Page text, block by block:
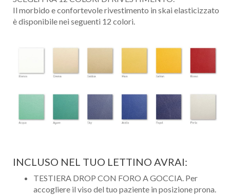
Il morbido e confortevole rivestimento in skai elasticizzato
è disponibile nei seguenti 12 colori.
INCLUSO NEL TUO LETTINO AVRAI:
TESTIERA DROP CON FORO A GOCCIA. Per
accogliere il viso del tuo paziente in posizione prona.